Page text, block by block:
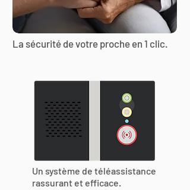
La sécurité de votre proche en 1 clic.
Un système de téléassistance
rassurant et efficace.